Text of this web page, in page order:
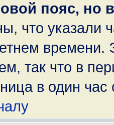
пояс, но
что указали
времени.
так что в
в один